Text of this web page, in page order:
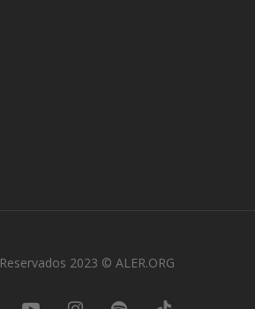
2023 © ALER.ORG